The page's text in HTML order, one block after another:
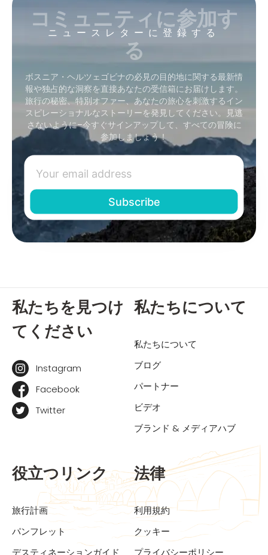
ニュースレターに登録する
コミュニティに参加す
る
ボスニア・ヘルツェゴビナの必見の目的地に関する最新情
報や独占的な洞察を直接あなたの受信箱にお届けします。
旅行の秘密、特別オファー、あなたの旅心を刺激するイン
スピレーショナルなストーリーを発見してください。見逃
さないように–今すぐサインアップして、すべての冒険に
参加しましょう！
私たちを見つけ
てください
Instagram
Facebook
Twitter
私たちについて
私たちについて
ブログ
パートナー
ビデオ
ブランド & メディアハブ
役立つリンク
旅行計画
パンフレット
デスティネーションガイド
法律
利用規約
クッキー
プライバシーポリシー